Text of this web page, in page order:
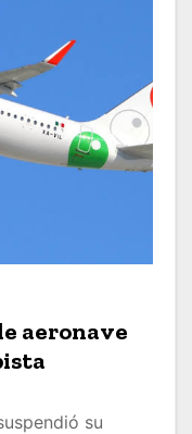
aeronave
su